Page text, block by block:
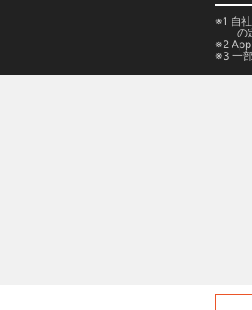
1 自
の
2
3 一